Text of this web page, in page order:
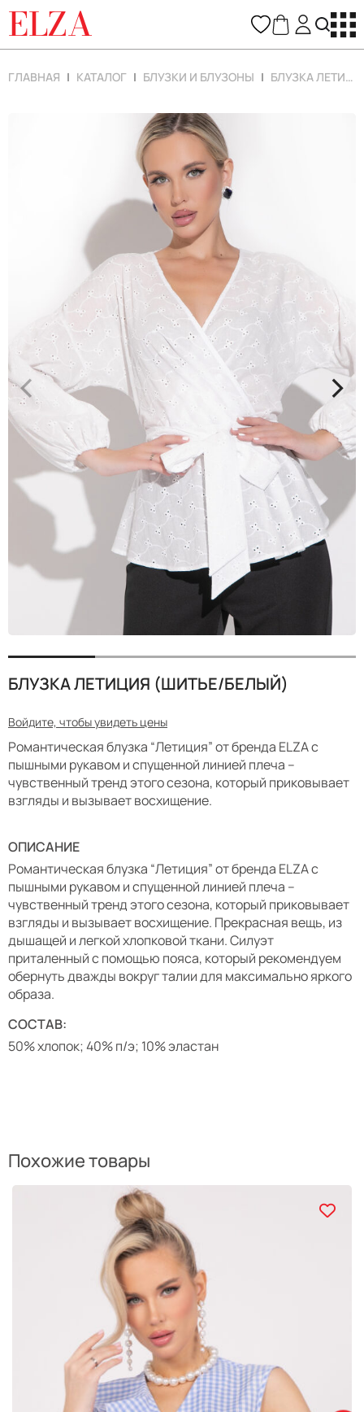
ELZA
ГЛАВНАЯ КАТАЛОГ БЛУЗКИ И БЛУЗОНЫ БЛУЗКА ЛЕТИЦИЯ (ШИТЬЕ/БЕЛЫЙ)
< >
БЛУЗКА ЛЕТИЦИЯ (ШИТЬЕ/БЕЛЫЙ)
Войдите, чтобы увидеть цены
Романтическая блузка “Летиция” от бренда ELZA с
пышными рукавом и спущенной линией плеча –
чувственный тренд этого сезона, который приковывает
взгляды и вызывает восхищение.
ОПИСАНИЕ
Романтическая блузка “Летиция” от бренда ELZA с
пышными рукавом и спущенной линией плеча –
чувственный тренд этого сезона, который приковывает
взгляды и вызывает восхищение. Прекрасная вещь, из
дышащей и легкой хлопковой ткани. Силуэт
приталенный с помощью пояса, который рекомендуем
обернуть дважды вокруг талии для максимально яркого
образа.
СОСТАВ:
50% хлопок; 40% п/э; 10% эластан
Похожие товары